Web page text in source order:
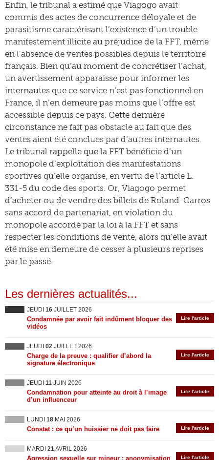
Enfin, le tribunal a estimé que Viagogo avait
commis des actes de concurrence déloyale et de
parasitisme caractérisant l’existence d’un trouble
manifestement illicite au préjudice de la FFT, même
en l’absence de ventes possibles depuis le territoire
français. Bien qu’au moment de concrétiser l’achat,
un avertissement apparaisse pour informer les
internautes que ce service n’est pas fonctionnel en
France, il n’en demeure pas moins que l’offre est
accessible depuis ce pays. Cette dernière
circonstance ne fait pas obstacle au fait que des
ventes aient été conclues par d’autres internautes.
Le tribunal rappelle que la FFT bénéficie d’un
monopole d’exploitation des manifestations
sportives qu’elle organise, en vertu de l’article L.
331-5 du code des sports. Or, Viagogo permet
d’acheter ou de vendre des billets de Roland-Garros
sans accord de partenariat, en violation du
monopole accordé par la loi à la FFT et sans
respecter les conditions de vente, alors qu’elle avait
été mise en demeure de cesser à plusieurs reprises
par le passé.
Les dernières actualités...
JEUDI 16 JUILLET 2026
Lire l'article
Condamnée par avoir fait indûment bloquer des
vidéos
JEUDI 02 JUILLET 2026
Lire l'article
Charge de la preuve : qualifier d’abord la
signature électronique
JEUDI 11 JUIN 2026
Lire l'article
Condamnation pour atteinte au droit à l’image
d’un influenceur
LUNDI 18 MAI 2026
Lire l'article
Constat : ce qu’un huissier ne doit pas faire
MARDI 21AVRIL 2026
Lire l'article
Agression sexuelle sur mineur : anonymisation